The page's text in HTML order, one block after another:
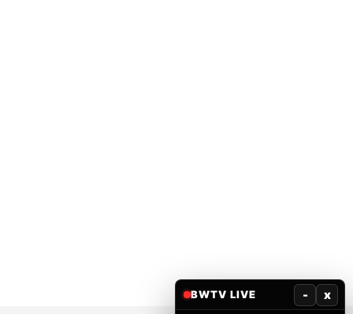
BWTV LIVE - x